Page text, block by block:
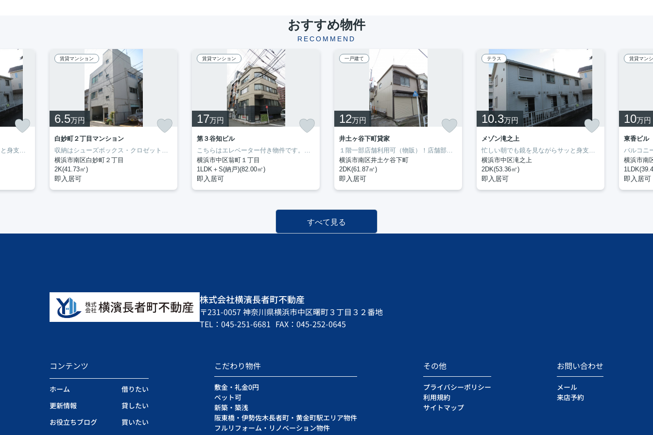
おすすめ物件
RECOMMEND
忙しい朝でも鏡を見ながらサッと身支度を整えることができる独立洗面台を備えております。収納はクロゼット・シューズボックスなどが備え付けられているので、衣類や日用品の収納に重宝します。ぜひ一度見ていただきたい、「メゾン滝之上」です。新しい暮らしをお考えの方はどんな住まいをお求めですか。ぜひ当社にお客様のご希望をお聞かせ下さい。当スタッフが住まい探しを誠心誠意お手伝いさせていただきます。
賃貸マンション
6.5万円
白妙町２丁目マンション
収納はシューズボックス・クロゼットなどが備え付けられているので、衣類や日用品の収納に重宝します。室内設備は追い焚き・エアコンなど充実した設備を備え付けています。新生活を失敗せず、スタートさせたいならこちらの「白妙町2丁目マンション」はいかがでしょうか。生活する上でもっとも大切な住環境。横浜市南区エリアやブルーライン阪東橋付近であなたのライフスタイルに合ったお部屋をご紹介致します。
横浜市南区白妙町２丁目
2K(41.73㎡)
即入居可
賃貸マンション
17万円
第３谷知ビル
こちらはエレベーター付き物件です。専有面積も余裕の82㎡。モニターで来訪者を確認して、インターホンを通じて室内から会話することができます。室内設備はエアコン・バストイレ別など大変充実しております。ぜひ一度見ていただきたい、「第3谷知ビル」です。京浜東北線関内近くでなら、交通面で不自由のない暮らしができるでしょう。まずは横濱長者町不動産にお問い合わせください。
横浜市中区翁町１丁目
1LDK＋S(納戸)(82.00㎡)
即入居可
一戸建て
12万円
井土ヶ谷下町貸家
１階一部店舗利用可（物販）！店舗部分倉庫としても利用できます！トイレが2ヶ所あります。二人暮らしをするかたにオススメなのが2DKの物件です。室内設備は全居室フロアタイル・シャッター・バストイレ別などが揃っているので、快適に過ごしやすいお部屋になります。当社イチオシの物件の「井土ヶ谷下町貸家」。ぜひ一度ご覧ください。見学の際は、一度045-251-6681までご連絡下さいませ。
横浜市南区井土ケ谷下町
2DK(61.87㎡)
即入居可
テラス
10.3万円
メゾン滝之上
忙しい朝でも鏡を見ながらサッと身支度を整えることができる独立洗面台を備えております。収納はクロゼット・シューズボックスなどが備え付けられているので、衣類や日用品の収納に重宝します。ぜひ一度見ていただきたい、「メゾン滝之上」です。新しい暮らしをお考えの方はどんな住まいをお求めですか。ぜひ当社にお客様のご希望をお聞かせ下さい。当スタッフが住まい探しを誠心誠意お手伝いさせていただきます。
横浜市中区滝之上
2DK(53.36㎡)
即入居可
賃貸マン
10万円
東香ビル
横浜市南
即入居可
すべて見る
株式会社横濱長者町不動産
〒231-0057 神奈川県横浜市中区曙町３丁目３２番地
TEL：045-251-6681 FAX：045-252-0645
コンテンツ
ホーム
借りたい
更新情報
貸したい
お役立ちブログ
買いたい
こだわり物件
敷金・礼金0円
ペット可
新築・築浅
阪東橋・伊勢佐木長者町・黄金町駅エリア物件
フルリフォーム・リノベーション物件
その他
プライバシーポリシー
利用規約
サイトマップ
お問い合わせ
メール
来店予約